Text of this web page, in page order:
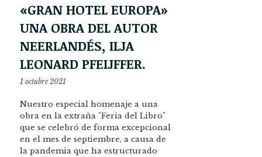
«GRAN HOTEL EUROPA»
UNA OBRA DEL AUTOR
NEERLANDÉS, ILJA
LEONARD PFEIJFFER.
1 octubre 2021
Nuestro especial homenaje a una
obra en la extraña "Feria del Libro"
que se celebró de forma excepcional
en el mes de septiembre, a causa de
la pandemia que ha estructurado